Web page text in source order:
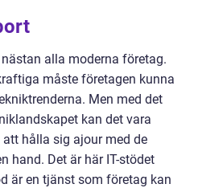
alla moderna företag.
måste företagen kunna
Men med det
kan det vara
hålla sig ajour med de
hand. Det är här IT-stödet
är en tjänst som företag kan